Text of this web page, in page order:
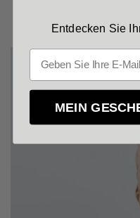
Entdecken Sie
MEIN